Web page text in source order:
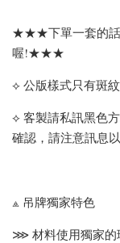
★★★下單一套的話(
喔!★★★
⟡ 公版樣式只有斑紋
⟡ 客製請私訊黑色
確認，請注意訊息
⟁ 吊牌獨家特色
⋙ 材料使用獨家的